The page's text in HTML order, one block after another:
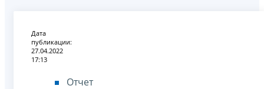
Дата
публикации:
27.04.2022
17:13
Отчет